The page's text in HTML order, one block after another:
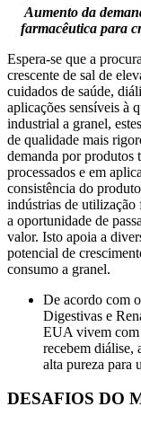
Aumento da
farmacêutica para
Espera-se que a
crescente de sal de
cuidados de saúde,
aplicações sensíveis à
industrial a granel,
de qualidade mais
demanda por produtos
processados ​​e em
consistência do
indústrias de utilização
a oportunidade de
valor. Isto apoia a
potencial de
consumo a granel.
De acordo com
Digestivas e
EUA vivem com
recebem diálise,
alta pureza para
DESAFIOS DO